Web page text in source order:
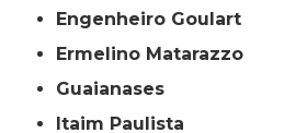
Engenheiro Goulart
Ermelino Matarazzo
Guaianases
Itaim Paulista